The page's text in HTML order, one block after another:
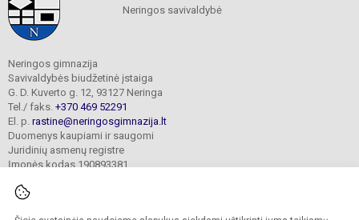
Neringos savivaldybė
Neringos gimnazija
Savivaldybės biudžetinė įstaiga
G. D. Kuverto g. 12, 93127 Neringa
Tel./ faks. +370 469 52291
El. p. rastine@neringosgimnazija.lt
Duomenys kaupiami ir saugomi
Juridinių asmenų registre
Įmonės kodas 190893381